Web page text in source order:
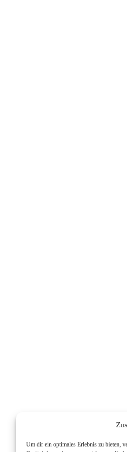
Um dir ein optimales Erlebnis zu bieten,